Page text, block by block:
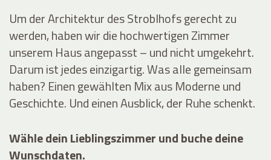
Um der Architektur des Stroblhofs gerecht zu
werden, haben wir die hochwertigen Zimmer
unserem Haus angepasst – und nicht umgekehrt.
Darum ist jedes einzigartig. Was alle gemeinsam
haben? Einen gewählten Mix aus Moderne und
Geschichte. Und einen Ausblick, der Ruhe schenkt.
Wähle dein Lieblingszimmer und buche deine
Wunschdaten.